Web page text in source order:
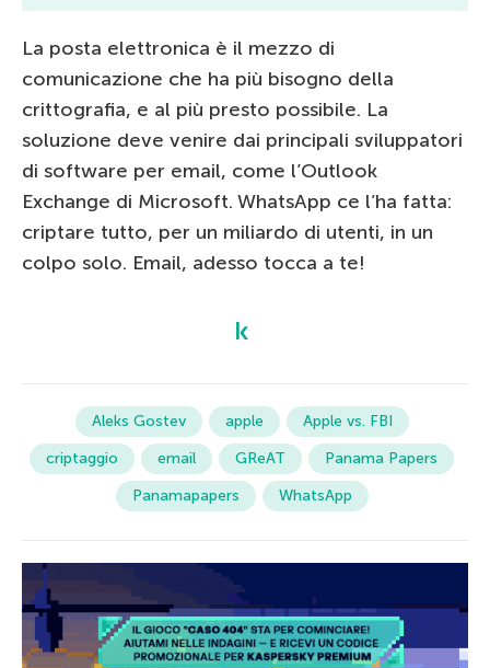
La posta elettronica è il mezzo di
comunicazione che ha più bisogno della
crittografia, e al più presto possibile. La
soluzione deve venire dai principali sviluppatori
di software per email, come l’Outlook
Exchange di Microsoft. WhatsApp ce l’ha fatta:
criptare tutto, per un miliardo di utenti, in un
colpo solo. Email, adesso tocca a te!
Aleks Gostev apple
Apple vs. FBI
criptaggio
email GReAT
Panama Papers
Panamapapers
WhatsApp